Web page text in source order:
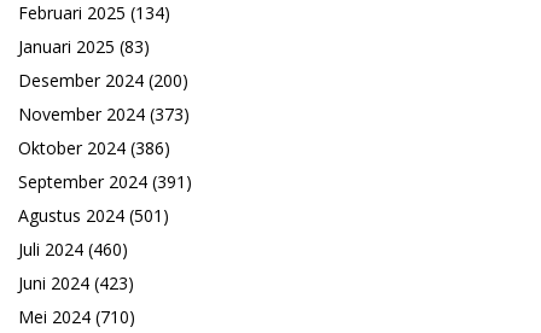
Februari 2025 (134)
Januari 2025 (83)
Desember 2024 (200)
November 2024 (373)
Oktober 2024 (386)
September 2024 (391)
Agustus 2024 (501)
Juli 2024 (460)
Juni 2024 (423)
Mei 2024 (710)